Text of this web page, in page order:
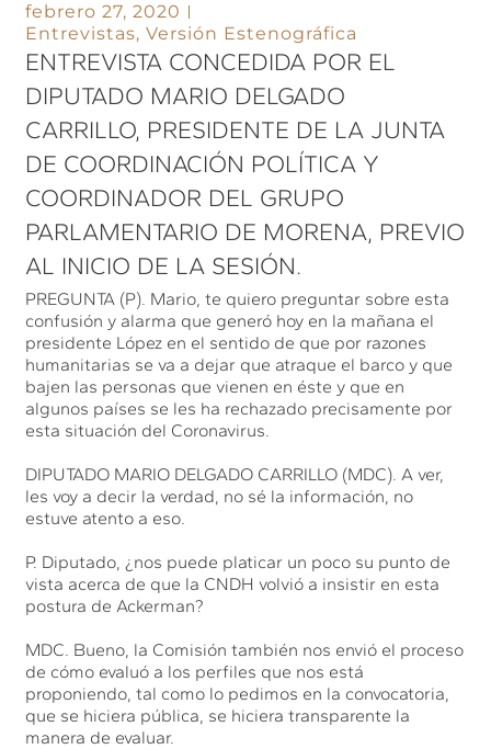
febrero 27, 2020
Entrevistas,Versión Estenográfica
ENTREVISTA CONCEDIDA POR EL
DIPUTADO MARIO DELGADO
CARRILLO, PRESIDENTE DE LA JUNTA
DE COORDINACIÓN POLÍTICA Y
COORDINADOR DEL GRUPO
PARLAMENTARIO DE MORENA, PREVIO
AL INICIO DE LA SESIÓN.
PREGUNTA (P). Mario, te quiero preguntar sobre esta
confusión y alarma que generó hoy en la mañana el
presidente López en el sentido de que por razones
humanitarias se va a dejar que atraque el barco y que
bajen las personas que vienen en éste y que en
algunos países se les ha rechazado precisamente por
esta situación del Coronavirus.
DIPUTADO MARIO DELGADO CARRILLO (MDC). A ver,
les voy a decir la verdad, no sé la información, no
estuve atento a eso.
P. Diputado, ¿nos puede platicar un poco su punto de
vista acerca de que la CNDH volvió a insistir en esta
postura de Ackerman?
MDC. Bueno, la Comisión también nos envió el proceso
de cómo evaluó a los perfiles que nos está
proponiendo, tal como lo pedimos en la convocatoria,
que se hiciera pública, se hiciera transparente la
manera de evaluar.